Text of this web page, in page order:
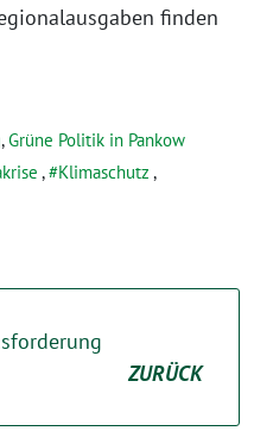
finden
,Grüne Politik in Pankow
, Klimaschutz ,
ZURÜCK